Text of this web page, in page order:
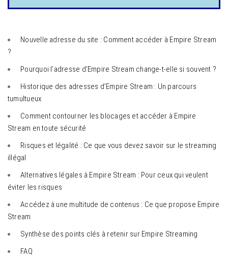
Nouvelle adresse du site : Comment accéder à Empire Stream
?
Pourquoi l’adresse d’Empire Stream change-t-elle si souvent ?
Historique des adresses d’Empire Stream : Un parcours
tumultueux
Comment contourner les blocages et accéder à Empire
Stream en toute sécurité
Risques et légalité : Ce que vous devez savoir sur le streaming
illégal
Alternatives légales à Empire Stream : Pour ceux qui veulent
éviter les risques
Accédez à une multitude de contenus : Ce que propose Empire
Stream
Synthèse des points clés à retenir sur Empire Streaming
FAQ